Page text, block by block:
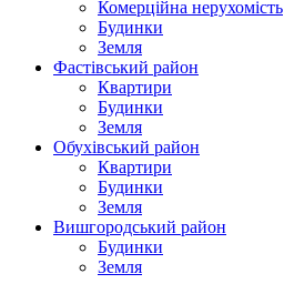
Комерційна нерухомість
Будинки
Земля
Фастівський район
Квартири
Будинки
Земля
Обухівський район
Квартири
Будинки
Земля
Вишгородський район
Будинки
Земля